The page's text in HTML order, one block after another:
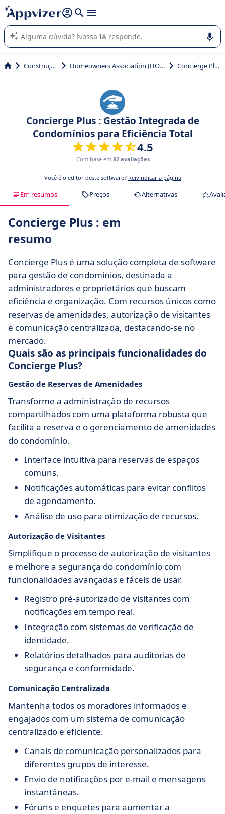
de nossa IA (várias linhas com
A IA do Appvizer o orienta no uso ou na seleção de software
SaaS para sua empresa.
Construção Homeowners Association (HOA) Concierge Plus
Concierge Plus : Gestão Integrada de
Condomínios para Eficiência Total
4.5
Com base em 82 avaliações
Você é o editor deste software? Reivindicar a página
Em resumos Preços Alternativas
Concierge Plus : em
resumo
Concierge Plus é uma solução completa de software
para gestão de condomínios, destinada a
administradores e proprietários que buscam
eficiência e organização. Com recursos únicos como
reservas de amenidades, autorização de visitantes
e comunicação centralizada, destacando-se no
mercado.
Quais são as principais funcionalidades do
Concierge Plus?
Gestão de Reservas de Amenidades
Transforme a administração de recursos
compartilhados com uma plataforma robusta que
facilita a reserva e o gerenciamento de amenidades
do condomínio.
Interface intuitiva para reservas de espaços
comuns.
Notificações automáticas para evitar conflitos
de agendamento.
Análise de uso para otimização de recursos.
Autorização de Visitantes
Simplifique o processo de autorização de visitantes
e melhore a segurança do condomínio com
funcionalidades avançadas e fáceis de usar.
Registro pré-autorizado de visitantes com
notificações em tempo real.
Integração com sistemas de verificação de
identidade.
Relatórios detalhados para auditorias de
segurança e conformidade.
Comunicação Centralizada
Mantenha todos os moradores informados e
engajados com um sistema de comunicação
centralizado e eficiente.
Canais de comunicação personalizados para
diferentes grupos de interesse.
Envio de notificações por e-mail e mensagens
instantâneas.
Fóruns e enquetes para aumentar a